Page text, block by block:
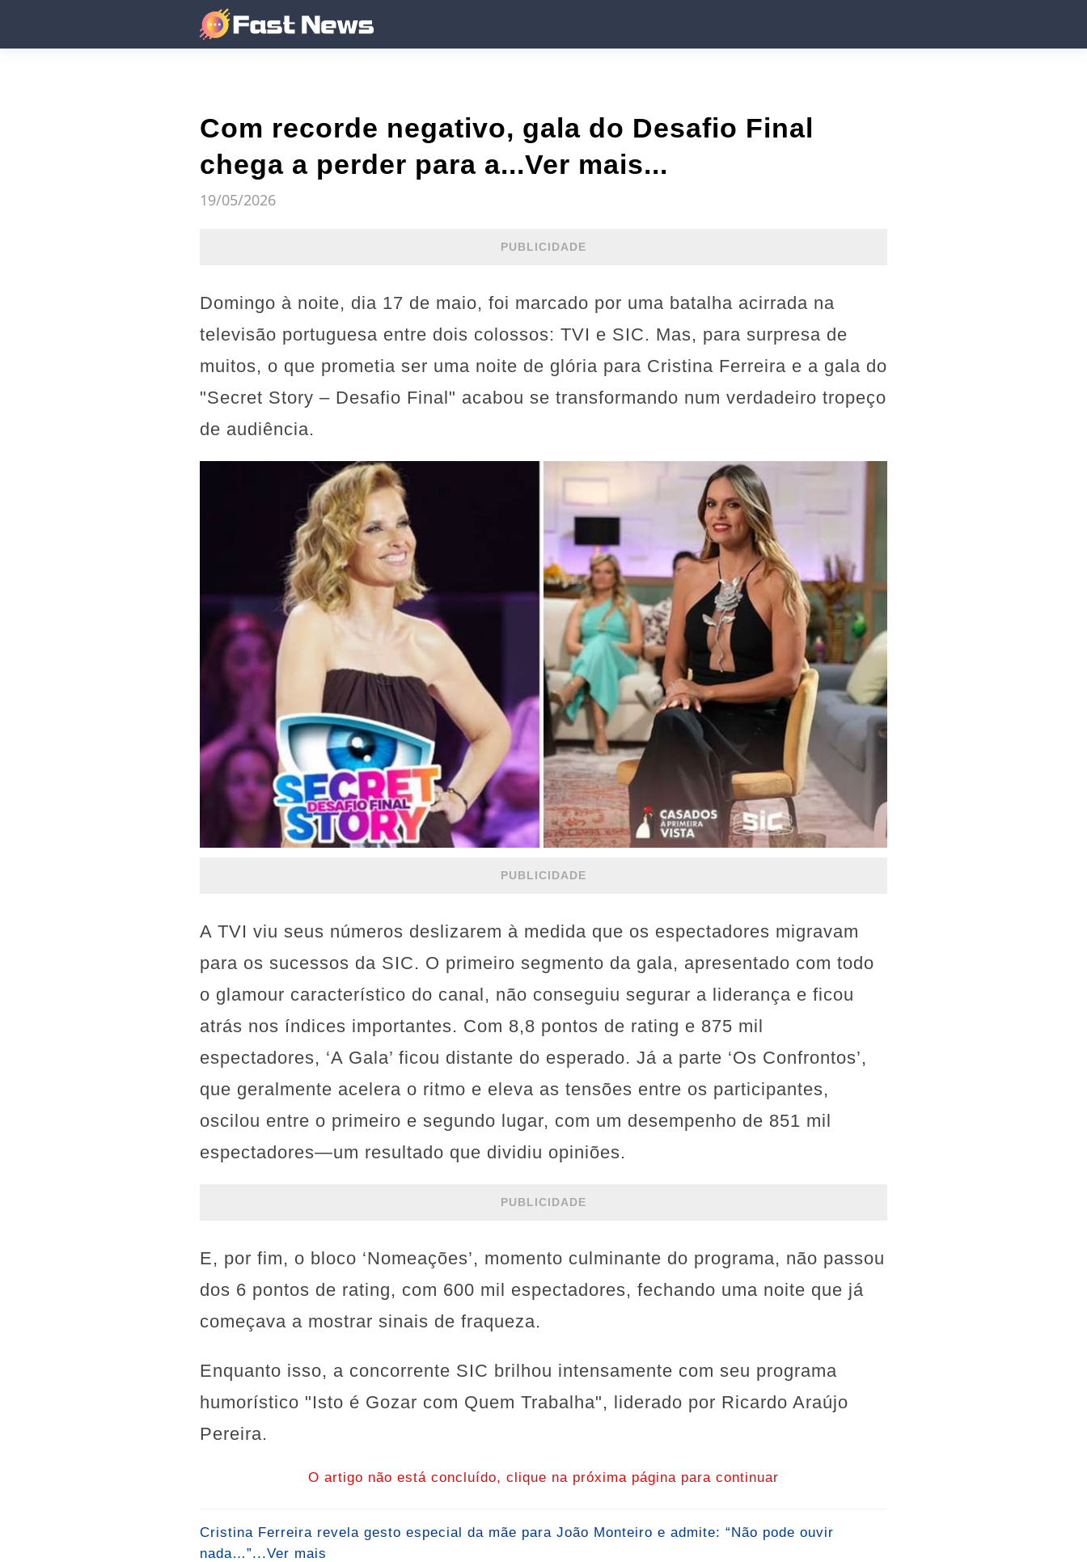
Com recorde negativo, gala do Desafio Final
chega a perder para a...Ver mais...
19/05/2026
PUBLICIDADE
Domingo à noite, dia 17 de maio, foi marcado por uma batalha acirrada na
televisão portuguesa entre dois colossos: TVI e SIC. Mas, para surpresa de
muitos, o que prometia ser uma noite de glória para Cristina Ferreira e a gala do
"Secret Story – Desafio Final" acabou se transformando num verdadeiro tropeço
de audiência.
PUBLICIDADE
A TVI viu seus números deslizarem à medida que os espectadores migravam
para os sucessos da SIC. O primeiro segmento da gala, apresentado com todo
o glamour característico do canal, não conseguiu segurar a liderança e ficou
atrás nos índices importantes. Com 8,8 pontos de rating e 875 mil
espectadores, ‘A Gala’ ficou distante do esperado. Já a parte ‘Os Confrontos’,
que geralmente acelera o ritmo e eleva as tensões entre os participantes,
oscilou entre o primeiro e segundo lugar, com um desempenho de 851 mil
espectadores—um resultado que dividiu opiniões.
PUBLICIDADE
E, por fim, o bloco ‘Nomeações’, momento culminante do programa, não passou
dos 6 pontos de rating, com 600 mil espectadores, fechando uma noite que já
começava a mostrar sinais de fraqueza.
Enquanto isso, a concorrente SIC brilhou intensamente com seu programa
humorístico "Isto é Gozar com Quem Trabalha", liderado por Ricardo Araújo
Pereira.
O artigo não está concluído, clique na próxima página para continuar
Cristina Ferreira revela gesto especial da mãe para João Monteiro e admite: “Não pode ouvir
nada…”...Ver mais